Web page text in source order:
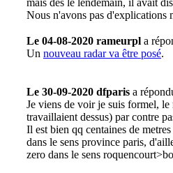
Nous n'avons pas d'explications
Le 04-08-2020 rameurpl a
Un nouveau radar va être posé.
Le 30-09-2020 dfparis a
Je viens de voir je suis formel, le
travaillaient dessus) par contre
Il est bien qq centaines de
dans le sens province paris,
zero dans le sens